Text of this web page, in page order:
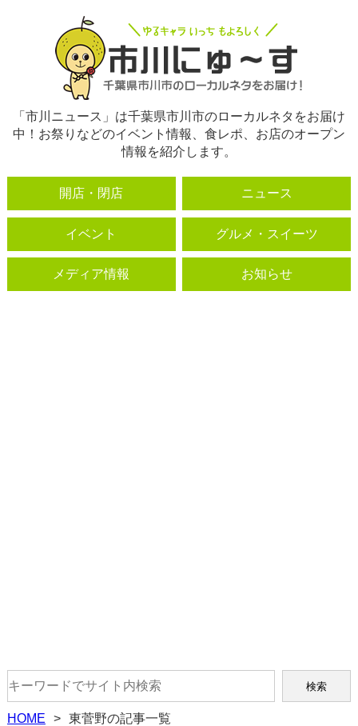
「市川ニュース」は千葉県市川市のローカルネタをお届け
中！お祭りなどのイベント情報、食レポ、お店のオープン
情報を紹介します。
開店・閉店 ニュース
イベント グルメ・スイーツ
メディア情報 お知らせ
HOME 東菅野の記事一覧